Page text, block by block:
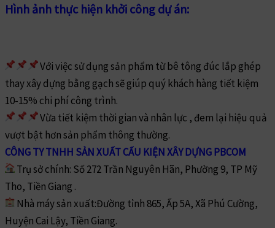
Hình ảnh thực hiện khởi công dự án:
Với việc sử dụng sản phẩm từ bê tông đúc lắp ghép
thay xây dựng bằng gạch sẽ giúp quý khách hàng tiết kiệm
10-15% chi phí công trình.
Vừa tiết kiệm thời gian và nhân lực , đem lại hiệu quả
vượt bật hơn sản phẩm thông thường.
CÔNG TY TNHH SẢN XUẤT CẤU KIỆN XÂY DỰNG PBCOM
Trụ sở chính: Số 272 Trần Nguyên Hãn, Phường 9, TP Mỹ
Tho, Tiền Giang .
Nhà máy sản xuất:Đường tỉnh 865, Ấp 5A, Xã Phú Cường,
Huyện Cai Lậy, Tiền Giang.